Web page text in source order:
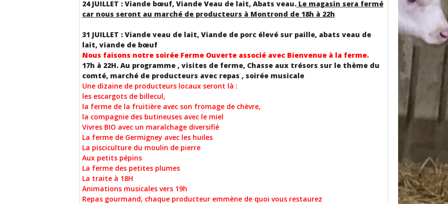
24 JUILLET : Viande bœuf, Viande Veau de lait, Abats veau.Le magasin sera fermé
car nous seront au marché de producteurs à Montrond de 18h à 22h
31 JUILLET : Viande veau de lait, Viande de porc élevé sur paille, abats veau de
lait, viande de bœuf
Nous faisons notre soirée Ferme Ouverte associé avec Bienvenue à la ferme.
17h à 22H. Au programme , visites de ferme, Chasse aux trésors sur le thème du
comté, marché de producteurs avec repas , soirée musicale
Une dizaine de producteurs locaux seront là :
les escargots de billecul,
la ferme de la fruitière avec son fromage de chèvre,
la compagnie des butineuses avec le miel
Vivres BIO avec un maraîchage diversifié
La ferme de Germigney avec les huiles
La pisciculture du moulin de pierre
Aux petits pépins
La ferme des petites plumes
La traite à 18H
Animations musicales vers 19h
Repas gourmand, chaque producteur emmène de quoi vous restaurez